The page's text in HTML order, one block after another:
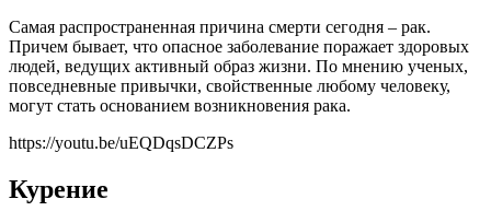
Самая распространенная причина смерти сегодня – рак.
Причем бывает, что опасное заболевание поражает здоровых
людей, ведущих активный образ жизни. По мнению ученых,
повседневные привычки, свойственные любому человеку,
могут стать основанием возникновения рака.
https://youtu.be/uEQDqsDCZPs
Курение